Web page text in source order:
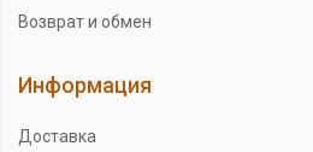
Возврат и обмен
Информация
Доставка